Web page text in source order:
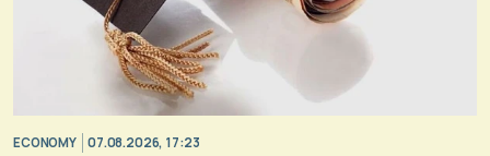
ECONOMY 07.08.2026, 17:23